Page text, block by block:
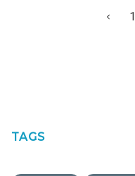
1
TAGS